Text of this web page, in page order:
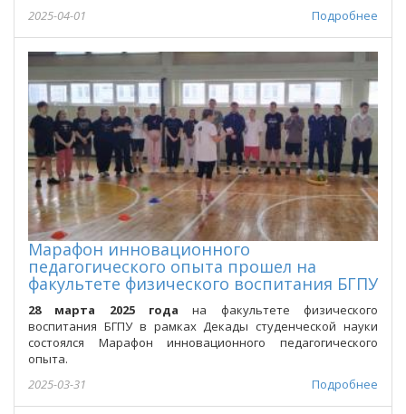
Подробнее
2025-04-01
Марафон инновационного
педагогического опыта прошел на
факультете физического воспитания БГПУ
28 марта 2025 года на факультете физического
воспитания БГПУ в рамках Декады студенческой науки
состоялся Марафон инновационного педагогического
опыта.
Подробнее
2025-03-31